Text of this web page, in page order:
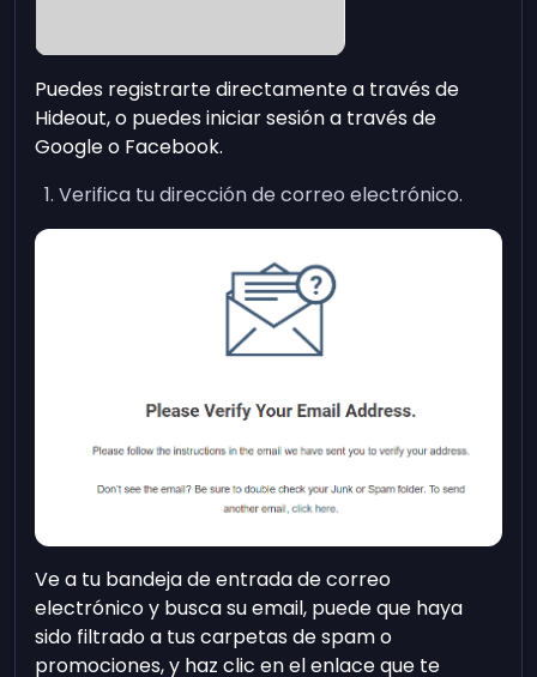
Puedes registrarte directamente a través de
Hideout, o puedes iniciar sesión a través de
Google o Facebook.
Verifica tu dirección de correo electrónico.
Ve a tu bandeja de entrada de correo
electrónico y busca su email, puede que haya
sido filtrado a tus carpetas de spam o
promociones, y haz clic en el enlace que te